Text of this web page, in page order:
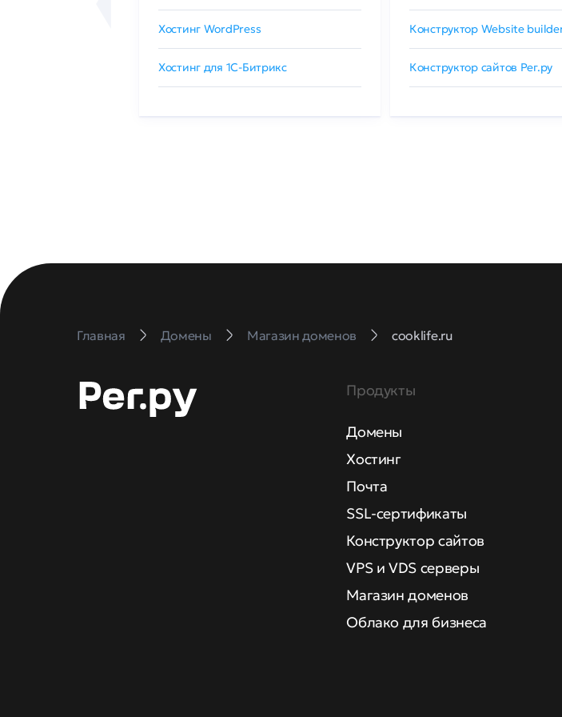
Хостинг WordPress
Хостинг для 1C-Битрикс
Конструктор Website
Конструктор сайтов Рег.ру
Главная Домены Магазин доменов cooklife.ru
Продукты
Домены
Хостинг
Почта
SSL-сертификаты
Конструктор сайтов
VPS и VDS серверы
Магазин доменов
Облако для бизнеса